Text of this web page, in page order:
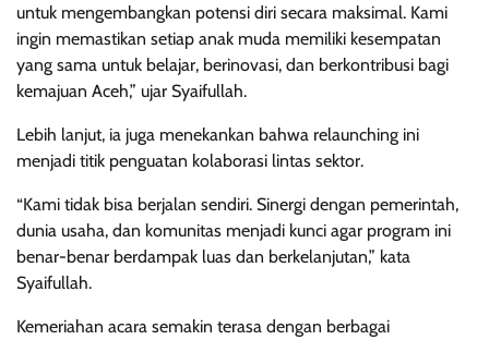
untuk mengembangkan potensi diri secara maksimal. Kami
ingin memastikan setiap anak muda memiliki kesempatan
yang sama untuk belajar, berinovasi, dan berkontribusi bagi
kemajuan Aceh,” ujar Syaifullah.
Lebih lanjut, ia juga menekankan bahwa relaunching ini
menjadi titik penguatan kolaborasi lintas sektor.
“Kami tidak bisa berjalan sendiri. Sinergi dengan pemerintah,
dunia usaha, dan komunitas menjadi kunci agar program ini
benar-benar berdampak luas dan berkelanjutan,” kata
Syaifullah.
Kemeriahan acara semakin terasa dengan berbagai